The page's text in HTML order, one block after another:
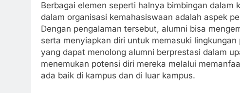
Berbagai elemen seperti halnya bimbingan
dalam organisasi kemahasiswaan adalah aspek
Dengan pengalaman tersebut, alumni bisa
serta menyiapkan diri untuk memasuki
yang dapat menolong alumni berprestasi dalam
menemukan potensi diri mereka melalui
ada baik di kampus dan di luar kampus.